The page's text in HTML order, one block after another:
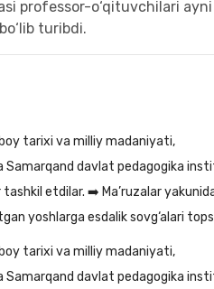
tarixi va milliy madaniyati,
Samarqand davlat pedagogika
etdilar. ➡️ Ma’ruzalar
yoshlarga esdalik sovg‘alari
tarixi va milliy madaniyati,
Samarqand davlat pedagogika